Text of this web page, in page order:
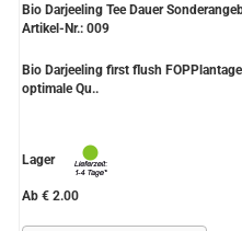
Bio Darjeeling Tee Dauer
Artikel-Nr.: 009
Bio Darjeeling first flush
optimale Qu..
Lager
Ab € 2.00